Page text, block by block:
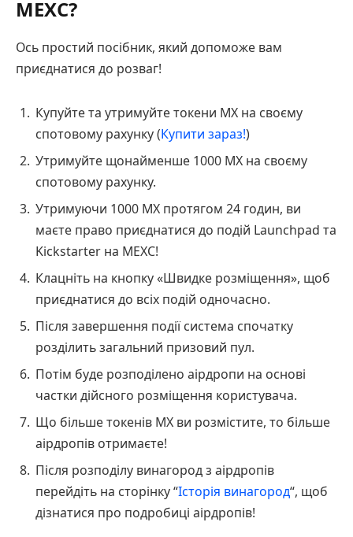
MEXC?
Ось простий посібник, який допоможе вам
приєднатися до розваг!
Купуйте та утримуйте токени MX на своєму
спотовому рахунку (Купити зараз!)
Утримуйте щонайменше 1000 MX на своєму
спотовому рахунку.
Утримуючи 1000 MX протягом 24 годин, ви
маєте право приєднатися до подій Launchpad та
Kickstarter на MEXC!
Клацніть на кнопку «Швидке розміщення», щоб
приєднатися до всіх подій одночасно.
Після завершення події система спочатку
розділить загальний призовий пул.
Потім буде розподілено аірдропи на основі
частки дійсного розміщення користувача.
Що більше токенів MX ви розмістите, то більше
аірдропів отримаєте!
Після розподілу винагород з аірдропів
перейдіть на сторінку “Історія винагород“, щоб
дізнатися про подробиці аірдропів!